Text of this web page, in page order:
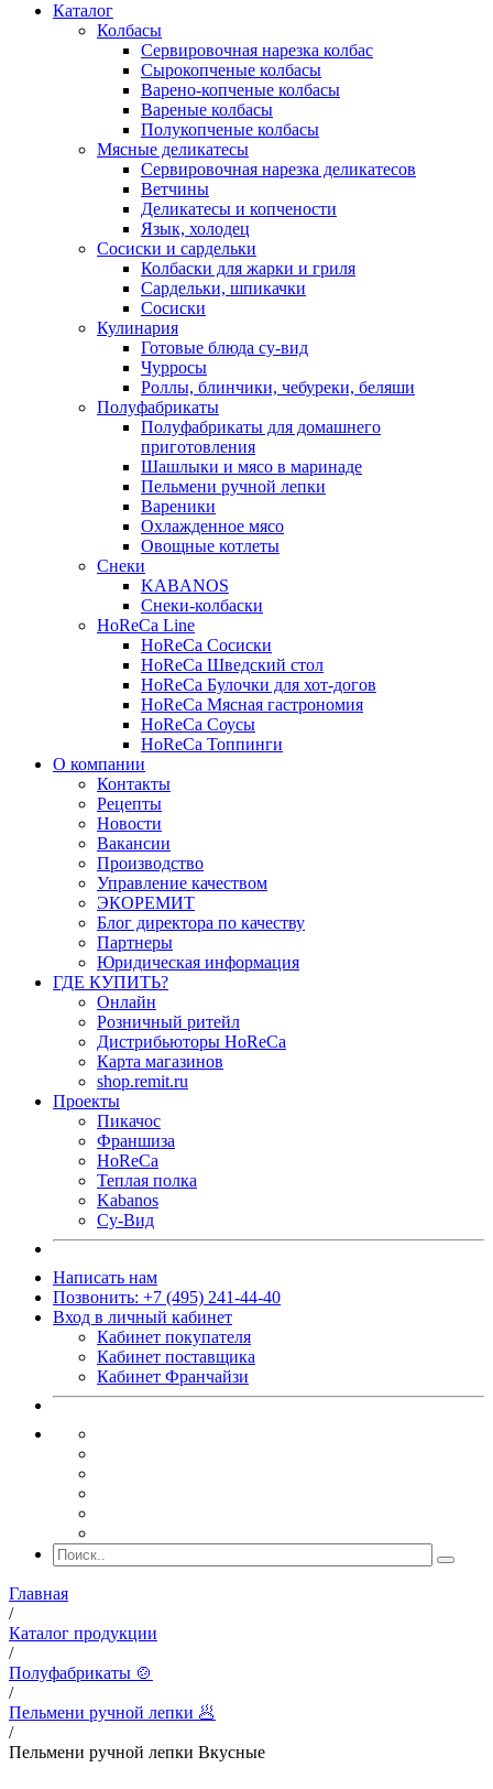
Каталог
Колбасы
Сервировочная нарезка колбас
Сырокопченые колбасы
Варено-копченые колбасы
Вареные колбасы
Полукопченые колбасы
Мясные деликатесы
Сервировочная нарезка деликатесов
Ветчины
Деликатесы и копчености
Язык, холодец
Сосиски и сардельки
Колбаски для жарки и гриля
Сардельки, шпикачки
Сосиски
Кулинария
Готовые блюда су-вид
Чурросы
Роллы, блинчики, чебуреки, беляши
Полуфабрикаты
Полуфабрикаты для домашнего
приготовления
Шашлыки и мясо в маринаде
Пельмени ручной лепки
Вареники
Охлажденное мясо
Овощные котлеты
Снеки
KABANOS
Снеки-колбаски
HoReCa Line
HoReCa Сосиски
HoReCa Шведский стол
HoReCa Булочки для хот-догов
HoReCa Мясная гастрономия
HoReCa Соусы
HoReCa Топпинги
О компании
Контакты
Рецепты
Новости
Вакансии
Производство
Управление качеством
ЭКОРЕМИТ
Блог директора по качеству
Партнеры
Юридическая информация
ГДЕ КУПИТЬ?
Онлайн
Розничный ритейл
Дистрибьюторы HoReCa
Карта магазинов
shop.remit.ru
Проекты
Пикачос
Франшиза
HoReCa
Теплая полка
Kabanos
Су-Вид
Написать нам
Позвонить: +7 (495) 241-44-40
Вход в личный кабинет
Кабинет покупателя
Кабинет поставщика
Кабинет Франчайзи
Главная
/
Каталог продукции
/
Полуфабрикаты 🍲
/
Пельмени ручной лепки 🥟
/
Пельмени ручной лепки Вкусные